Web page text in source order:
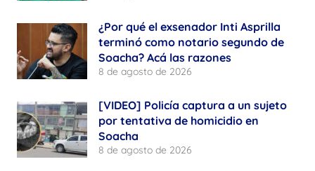
¿Por qué el exsenador Inti Asprilla
terminó como notario segundo de
Soacha? Acá las razones
8 de agosto de 2026
[VIDEO] Policía captura a un sujeto
por tentativa de homicidio en
Soacha
8 de agosto de 2026